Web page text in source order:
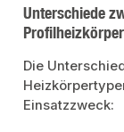
Unterschiede
Die
Einsatzzweck: